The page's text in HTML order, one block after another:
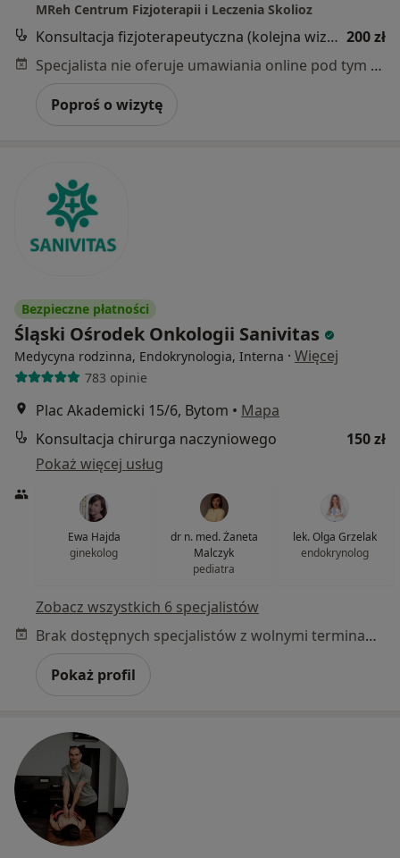
MReh Centrum Fizjoterapii i Leczenia Skolioz
Konsultacja fizjoterapeutyczna (kolejna wizyta) 200 zł
Specjalista nie oferuje umawiania online pod tym adresem.
Poproś o wizytę
Bezpieczne płatności
Śląski Ośrodek Onkologii Sanivitas
Medycyna rodzinna, Endokrynologia, Interna · Więcej
783 opinie
Plac Akademicki 15/6, Bytom • Mapa
Konsultacja chirurga naczyniowego
150 zł
Pokaż więcej usług
Ewa Hajda
ginekolog
dr n. med. Żaneta
Malczyk
pediatra
lek. Olga Grzelak
endokrynolog
Zobacz wszystkich 6 specjalistów
Brak dostępnych specjalistów z wolnymi terminami w tym centrum medycznym.
Pokaż profil